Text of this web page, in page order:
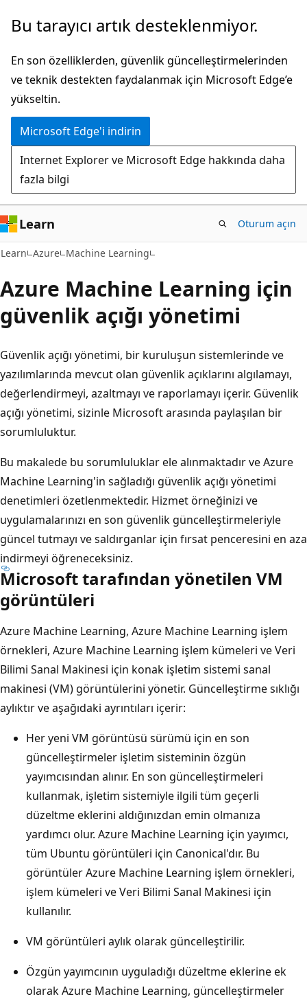
Ana
atla
Bu tarayıcı artık desteklenmiyor.
En son özelliklerden, güvenlik güncelleştirmelerinden
ve teknik destekten faydalanmak için Microsoft Edge’e
yükseltin.
Microsoft Edge'i indirin
Internet Explorer ve Microsoft Edge hakkında daha
fazla bilgi
Learn Oturum açın
Learn Azure Machine Learning
Azure Machine Learning için
güvenlik açığı yönetimi
Güvenlik açığı yönetimi, bir kuruluşun sistemlerinde ve
yazılımlarında mevcut olan güvenlik açıklarını algılamayı,
değerlendirmeyi, azaltmayı ve raporlamayı içerir. Güvenlik
açığı yönetimi, sizinle Microsoft arasında paylaşılan bir
sorumluluktur.
Bu makalede bu sorumluluklar ele alınmaktadır ve Azure
Machine Learning'in sağladığı güvenlik açığı yönetimi
denetimleri özetlenmektedir. Hizmet örneğinizi ve
uygulamalarınızı en son güvenlik güncelleştirmeleriyle
güncel tutmayı ve saldırganlar için fırsat penceresini en aza
indirmeyi öğreneceksiniz.
Microsoft tarafından yönetilen VM
görüntüleri
Azure Machine Learning, Azure Machine Learning işlem
örnekleri, Azure Machine Learning işlem kümeleri ve Veri
Bilimi Sanal Makinesi için konak işletim sistemi sanal
makinesi (VM) görüntülerini yönetir. Güncelleştirme sıklığı
aylıktır ve aşağıdaki ayrıntıları içerir:
Her yeni VM görüntüsü sürümü için en son
güncelleştirmeler işletim sisteminin özgün
yayımcısından alınır. En son güncelleştirmeleri
kullanmak, işletim sistemiyle ilgili tüm geçerli
düzeltme eklerini aldığınızdan emin olmanıza
yardımcı olur. Azure Machine Learning için yayımcı,
tüm Ubuntu görüntüleri için Canonical'dır. Bu
görüntüler Azure Machine Learning işlem örnekleri,
işlem kümeleri ve Veri Bilimi Sanal Makinesi için
kullanılır.
VM görüntüleri aylık olarak güncelleştirilir.
Özgün yayımcının uyguladığı düzeltme eklerine ek
olarak Azure Machine Learning, güncelleştirmeler